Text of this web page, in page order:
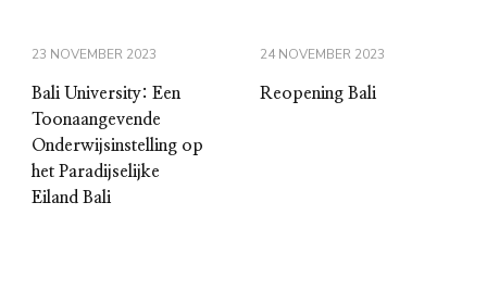
23 NOVEMBER 2023
Bali University: Een
Toonaangevende
Onderwijsinstelling op
het Paradijselijke
Eiland Bali
24 NOVEMBER 2023
Reopening Bali